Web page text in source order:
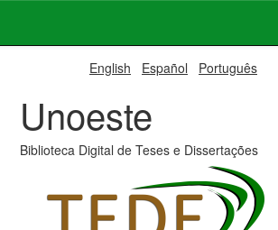
English Español Português
Unoeste
Biblioteca Digital de Teses e Dissertações